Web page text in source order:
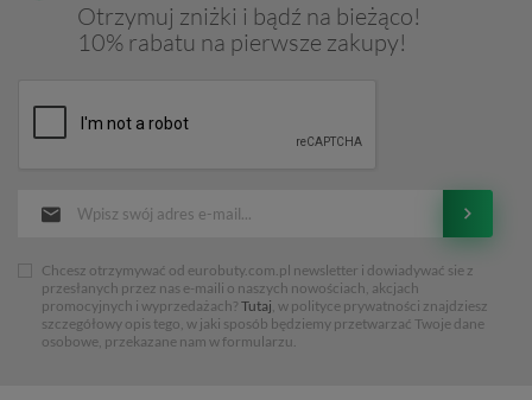
Otrzymuj zniżki i bądź na bieżąco!
10% rabatu na pierwsze zakupy!
Chcesz otrzymywać od eurobuty.com.pl newsletter i dowiadywać sie z
przesłanych przez nas e-maili o naszych nowościach, akcjach
promocyjnych i wyprzedażach? Tutaj, w polityce prywatności znajdziesz
szczegółowy opis tego, w jaki sposób będziemy przetwarzać Twoje dane
osobowe, przekazane nam w formularzu.